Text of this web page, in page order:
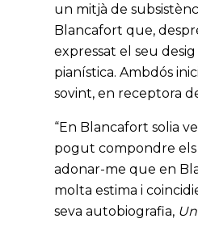
un mitjà de
Blancafort que,
expressat el seu
pianística. Ambdós
sovint, en receptora
“En Blancafort solia
pogut compondre els
adonar-me que en
molta estima i
seva autobiografia,